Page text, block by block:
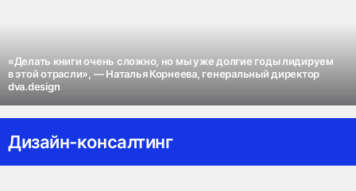
«Делать книги очень сложно, но мы уже долгие годы лидируем
в этой отрасли», — Наталья Корнеева, генеральный директор
dva.design
Дизайн-консалтинг